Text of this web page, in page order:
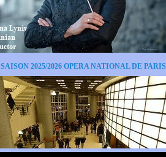
SAISON 2025/2026 OPERA NATIONAL DE PARIS